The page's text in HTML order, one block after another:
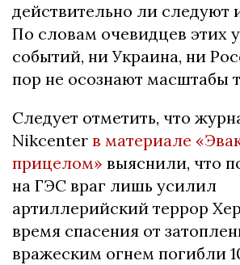
действительно ли следуют
По словам очевидцев этих
событий, ни Украина, ни
пор не осознают масштабы
Следует отметить, что
Nikcenter в материале
прицелом» выяснили, что
на ГЭС враг лишь усилил
артиллерийский террор
время спасения от
вражеским огнем погибли